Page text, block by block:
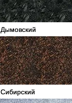
Дымовский
Сибирский